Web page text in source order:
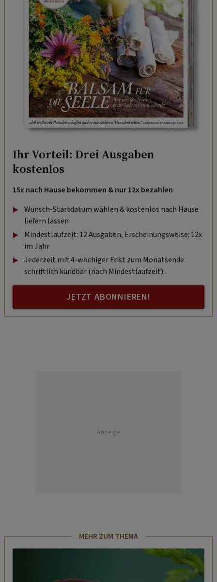
Ihr Vorteil: Drei Ausgaben
kostenlos
15x nach Hause bekommen & nur 12x bezahlen
Wunsch-Startdatum wählen & kostenlos nach Hause
liefern lassen
Mindestlaufzeit: 12 Ausgaben, Erscheinungsweise: 12x
im Jahr
Jederzeit mit 4-wöchiger Frist zum Monatsende
schriftlich kündbar (nach Mindestlaufzeit).
JETZT ABONNIEREN!
Anzeige
MEHR ZUM THEMA